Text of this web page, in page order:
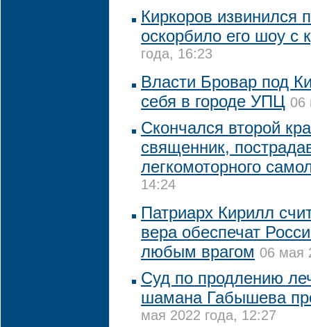
Киркоров извинился
оскорбило его шоу с
года, 16:23
Власти Бровар под
себя в городе УПЦ 06
Скончался второй
священник,
легкомоторного
14:24
Патриарх Кирилл
вера обеспечат
любым врагом 06 мая
Суд по продлению
шамана Габышева
мая 2022 года, 12:27